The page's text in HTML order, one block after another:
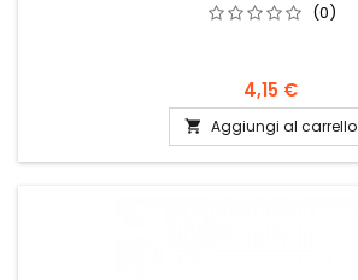
(0)
4,15 €
 Aggiungi al carrello